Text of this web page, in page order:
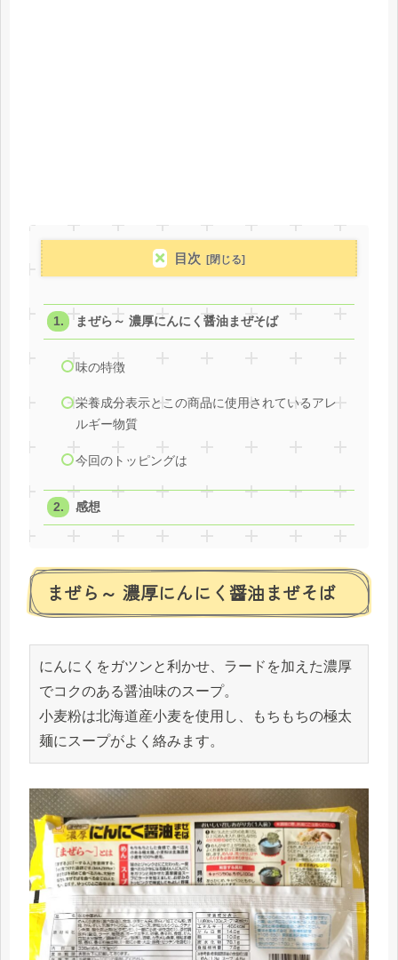
目次
まぜら～ 濃厚にんにく醤油まぜそば
味の特徴
栄養成分表示とこの商品に使用されているアレ
ルギー物質
今回のトッピングは
感想
まぜら～ 濃厚にんにく醤油まぜそば
にんにくをガツンと利かせ、ラードを加えた濃厚
でコクのある醤油味のスープ。
小麦粉は北海道産小麦を使用し、もちもちの極太
麺にスープがよく絡みます。